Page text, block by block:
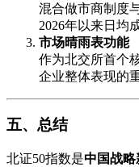
混合做市商制度
2026年以来日均
市场晴雨表功能
作为北交所首个
企业整体表现的
五、总结
北证50指数是中国战略